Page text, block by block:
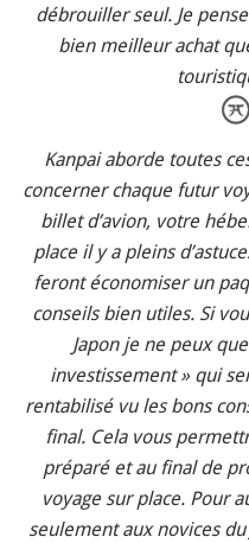
débrouiller seul. Je
bien meilleur achat
Kanpai aborde toutes
concerner chaque futur
billet d’avion, votre
place il y a pleins
feront économiser un
conseils bien utiles. Si
Japon je ne peux
investissement » qui
rentabilisé vu les bons
final. Cela vous
préparé et au final de
voyage sur place. Pour
seulement aux novices